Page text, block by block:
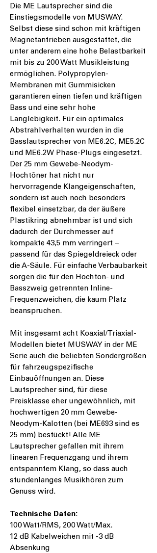
Die ME Lautsprecher sind die
Einstiegsmodelle von MUSWAY.
Selbst diese sind schon mit kräftigen
Magnetantrieben ausgestattet, die
unter anderem eine hohe Belastbarkeit
mit bis zu 200 Watt Musikleistung
ermöglichen. Polypropylen-
Membranen mit Gummisicken
garantieren einen tiefen und kräftigen
Bass und eine sehr hohe
Langlebigkeit. Für ein optimales
Abstrahlverhalten wurden in die
Basslautsprecher von ME6.2C, ME5.2C
und ME6.2W Phase-Plugs eingesetzt.
Der 25 mm Gewebe-Neodym-
Hochtöner hat nicht nur
hervorragende Klangeigenschaften,
sondern ist auch noch besonders
flexibel einsetzbar, da der äußere
Plastikring abnehmbar ist und sich
dadurch der Durchmesser auf
kompakte 43,5 mm verringert –
passend für das Spiegeldreieck oder
die A-Säule. Für einfache Verbaubarkeit
sorgen die für den Hochton- und
Basszweig getrennten Inline-
Frequenzweichen, die kaum Platz
beanspruchen.
Mit insgesamt acht Koaxial/Triaxial-
Modellen bietet MUSWAY in der ME
Serie auch die beliebten Sondergrößen
für fahrzeugspezifische
Einbauöffnungen an. Diese
Lautsprecher sind, für diese
Preisklasse eher ungewöhnlich, mit
hochwertigen 20 mm Gewebe-
Neodym-Kalotten (bei ME693 sind es
25 mm) bestückt! Alle ME
Lautsprecher gefallen mit ihrem
linearen Frequenzgang und ihrem
entspanntem Klang, so dass auch
stundenlanges Musikhören zum
Genuss wird.
Technische Daten:
100 Watt/RMS, 200 Watt/Max.
12 dB Kabelweichen mit -3 dB
Absenkung